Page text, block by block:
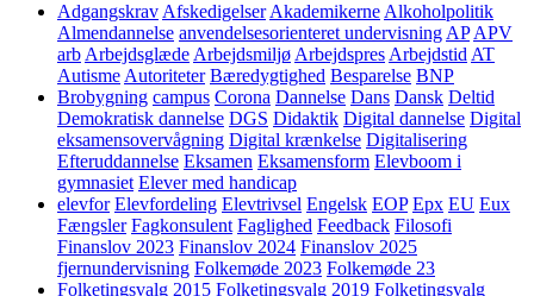
Adgangskrav Afskedigelser Akademikerne Alkoholpolitik
Almendannelse anvendelsesorienteret undervisning AP APV
arb Arbejdsglæde Arbejdsmiljø Arbejdspres Arbejdstid AT
Autisme Autoriteter Bæredygtighed Besparelse BNP
Brobygning campus Corona Dannelse Dans Dansk Deltid
Demokratisk dannelse DGS Didaktik Digital dannelse Digital
eksamensovervågning Digital krænkelse Digitalisering
Efteruddannelse Eksamen Eksamensform Elevboom i
gymnasiet Elever med handicap
elevfor Elevfordeling Elevtrivsel Engelsk EOP Epx EU Eux
Fængsler Fagkonsulent Faglighed Feedback Filosofi
Finanslov 2023 Finanslov 2024 Finanslov 2025
fjernundervisning Folkemøde 2023 Folkemøde 23
Folketingsvalg 2015 Folketingsvalg 2019 Folketingsvalg